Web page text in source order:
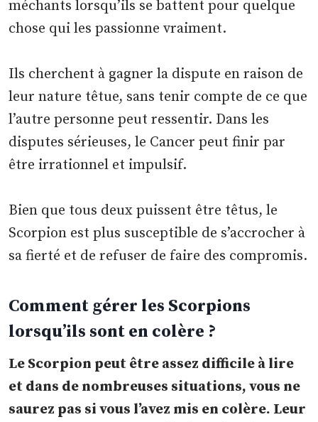
méchants lorsqu’ils se battent pour quelque
chose qui les passionne vraiment.
Ils cherchent à gagner la dispute en raison de
leur nature têtue, sans tenir compte de ce que
l’autre personne peut ressentir. Dans les
disputes sérieuses, le Cancer peut finir par
être irrationnel et impulsif.
Bien que tous deux puissent être têtus, le
Scorpion est plus susceptible de s’accrocher à
sa fierté et de refuser de faire des compromis.
Comment gérer les Scorpions
lorsqu’ils sont en colère ?
Le Scorpion peut être assez difficile à lire
et dans de nombreuses situations, vous ne
saurez pas si vous l’avez mis en colère. Leur